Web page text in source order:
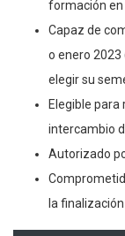
formación
Capaz de
o enero
elegir su
Elegible para
intercambio
Autorizado
la